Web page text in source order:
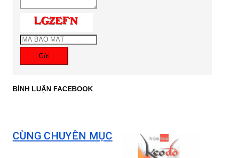
Gửi
BÌNH LUẬN FACEBOOK
CÙNG CHUYÊN MỤC